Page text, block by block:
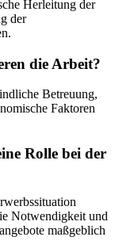
Herleitung der
der
die Arbeit?
Betreuung,
Faktoren
Rolle bei der
Notwendigkeit und
maßgeblich